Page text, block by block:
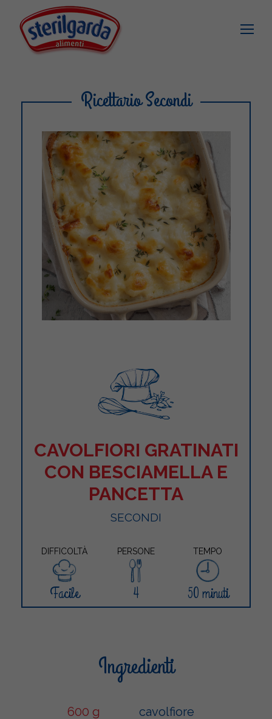
Ricettario Secondi
CAVOLFIORI GRATINATI
CON BESCIAMELLA E
PANCETTA
SECONDI
DIFFICOLTÀ PERSONE TEMPO
Facile 4 50 minuti
Ingredienti
600 g
cavolfiore